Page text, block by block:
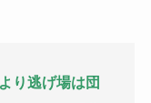
り逃げ場は団